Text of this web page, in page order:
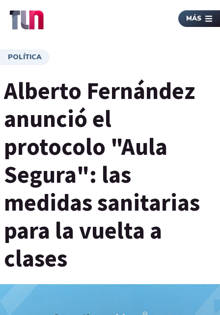
MÁS
POLÍTICA
Alberto Fernández
anunció el
protocolo "Aula
Segura": las
medidas sanitarias
para la vuelta a
clases